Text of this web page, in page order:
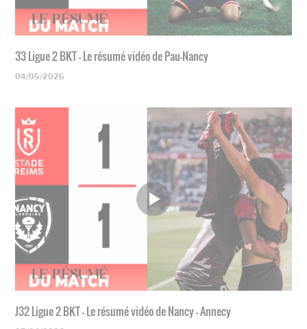
33 Ligue 2 BKT - Le résumé vidéo de Pau-Nancy
04/05/2026
J32 Ligue 2 BKT - Le résumé vidéo de Nancy - Annecy